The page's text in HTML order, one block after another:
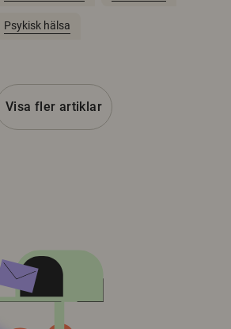
Psykisk hälsa
Visa fler artiklar